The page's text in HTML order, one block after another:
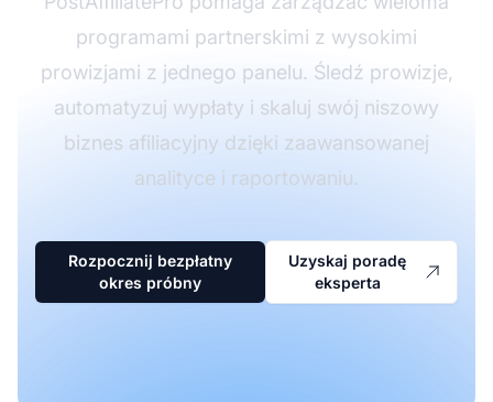
programami partnerskimi z wysokimi
prowizjami z jednego panelu. Śledź prowizje,
automatyzuj wypłaty i skaluj swój niszowy
biznes afiliacyjny dzięki zaawansowanej
analityce i raportowaniu.
Rozpocznij bezpłatny
okres próbny
Uzyskaj poradę
eksperta